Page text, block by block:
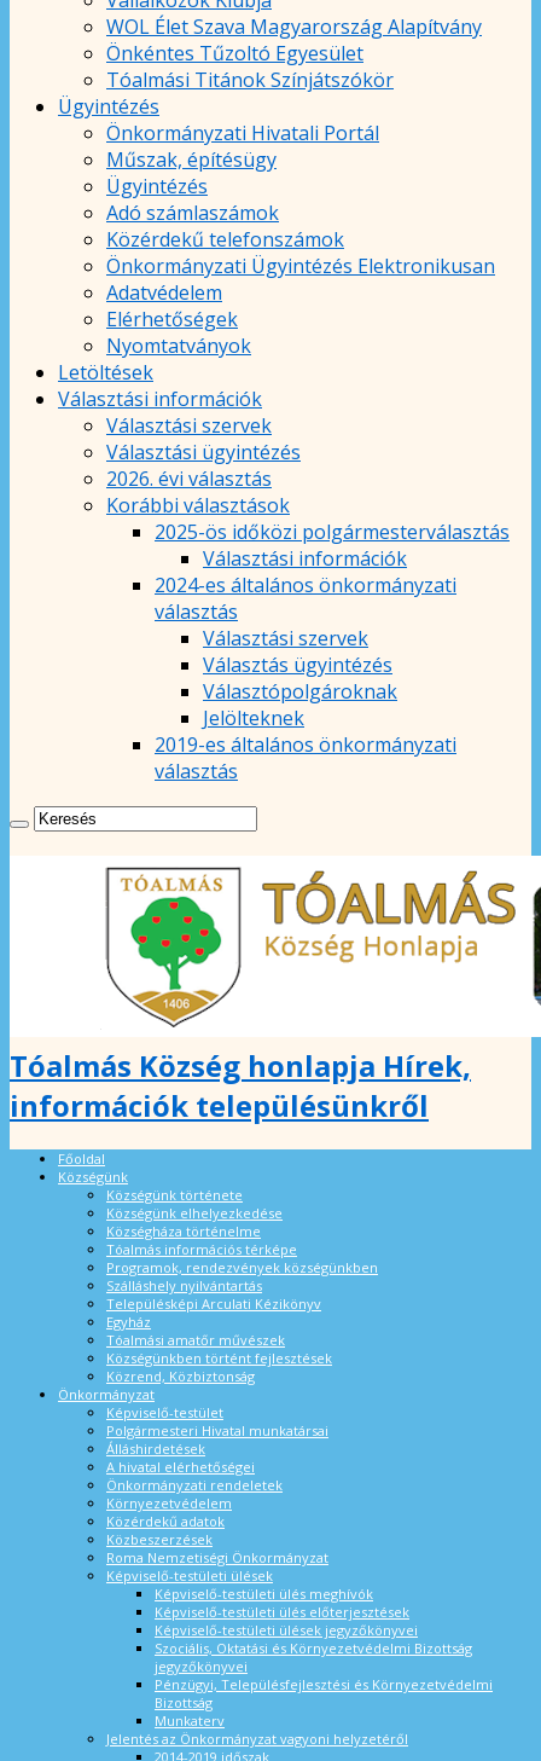
WOL Élet Szava Magyarország Alapítvány
Önkéntes Tűzoltó Egyesület
Tóalmási Titánok Színjátszókör
Ügyintézés
Önkormányzati Hivatali Portál
Műszak, építésügy
Ügyintézés
Adó számlaszámok
Közérdekű telefonszámok
Önkormányzati Ügyintézés Elektronikusan
Adatvédelem
Elérhetőségek
Nyomtatványok
Letöltések
Választási információk
Választási szervek
Választási ügyintézés
2026. évi választás
Korábbi választások
2025-ös időközi polgármesterválasztás
Választási információk
2024-es általános önkormányzati
választás
Választási szervek
Választás ügyintézés
Választópolgároknak
Jelölteknek
2019-es általános önkormányzati
választás
Tóalmás Község honlapja Hírek,
információk településünkről
Főoldal
Községünk
Községünk története
Községünk elhelyezkedése
Községháza történelme
Tóalmás információs térképe
Programok, rendezvények községünkben
Szálláshely nyilvántartás
Településképi Arculati Kézikönyv
Egyház
Tóalmási amatőr művészek
Községünkben történt fejlesztések
Közrend, Közbiztonság
Önkormányzat
Képviselő-testület
Polgármesteri Hivatal munkatársai
Álláshirdetések
A hivatal elérhetőségei
Önkormányzati rendeletek
Környezetvédelem
Közérdekű adatok
Közbeszerzések
Roma Nemzetiségi Önkormányzat
Képviselő-testületi ülések
Képviselő-testületi ülés meghívók
Képviselő-testületi ülés előterjesztések
Képviselő-testületi ülések jegyzőkönyvei
Szociális, Oktatási és Környezetvédelmi Bizottság
jegyzőkönyvei
Pénzügyi, Településfejlesztési és Környezetvédelmi
Bizottság
Munkaterv
Jelentés az Önkormányzat vagyoni helyzetéről
2014-2019 időszak